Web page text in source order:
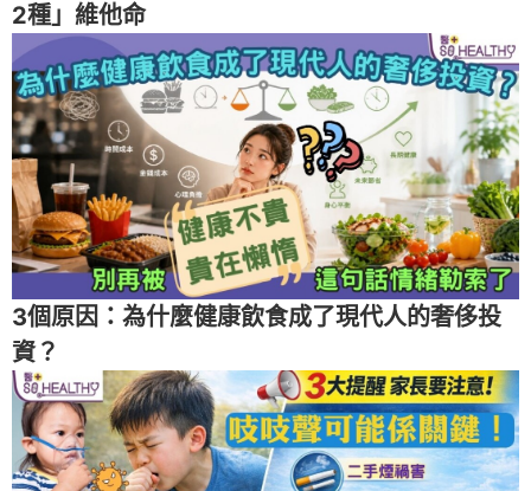
2種」維他命
3個原因：為什麼健康飲食成了現代人的奢侈投
資？